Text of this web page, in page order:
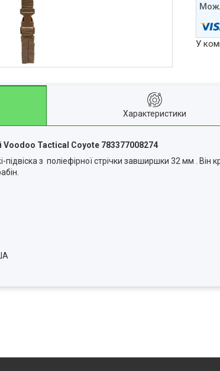
У
Характеристики
Voodoo Tactical Coyote 783377008274
з поліефірної стрічки завширшки 32 мм .